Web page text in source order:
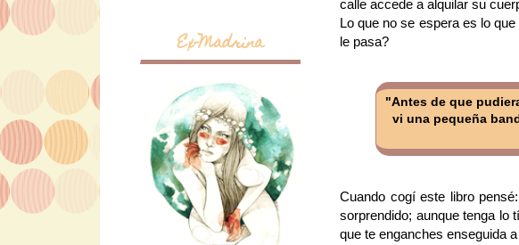
calle accede a alquilar su
Lo que no se espera es lo
le pasa?
"Antes de que
vi una pequeña
Cuando cogí este libro
sorprendido; aunque tenga lo
que te enganches enseguida a
Ex-Madrina